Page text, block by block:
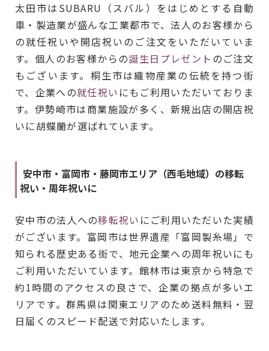
太田市はSUBARU（スバル）をはじめとする自動
車・製造業が盛んな工業都市で、法人のお客様から
の就任祝いや開店祝いのご注文をいただいていま
す。個人のお客様からの誕生日プレゼント のご注文
もございます。桐生市は織物産業の伝統を持つ街
で、企業への就任祝い にもご利用いただいておりま
す。伊勢崎市は商業施設が多く、新規出店の開店祝
いに胡蝶蘭が選ばれています。
安中市・富岡市・藤岡市エリア（西毛地域）の移転
祝い・周年祝いに
安中市の法人への移転祝い にご利用いただいた実績
がございます。富岡市は世界遺産「富岡製糸場」で
知られる歴史ある街で、地元企業への周年祝いにも
ご利用いただいています。館林市は東京から特急で
約1時間のアクセスの良さで、企業の拠点が多いエ
リアです。群馬県は関東エリアのため送料無料・翌
日届くのスピード配送で対応いたします。